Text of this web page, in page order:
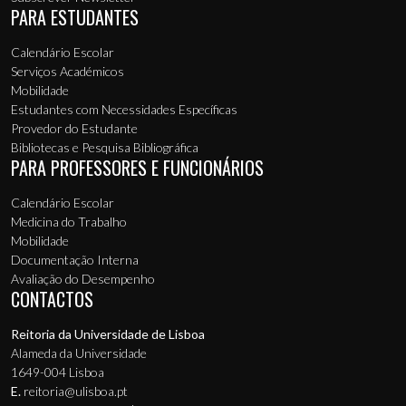
PARA ESTUDANTES
Calendário Escolar
Serviços Académicos
Mobilidade
Estudantes com Necessidades Específicas
Provedor do Estudante
Bibliotecas e Pesquisa Bibliográfica
PARA PROFESSORES E FUNCIONÁRIOS
Calendário Escolar
Medicina do Trabalho
Mobilidade
Documentação Interna
Avaliação do Desempenho
CONTACTOS
Reitoria da Universidade de Lisboa
Alameda da Universidade
1649-004 Lisboa
E. reitoria@ulisboa.pt